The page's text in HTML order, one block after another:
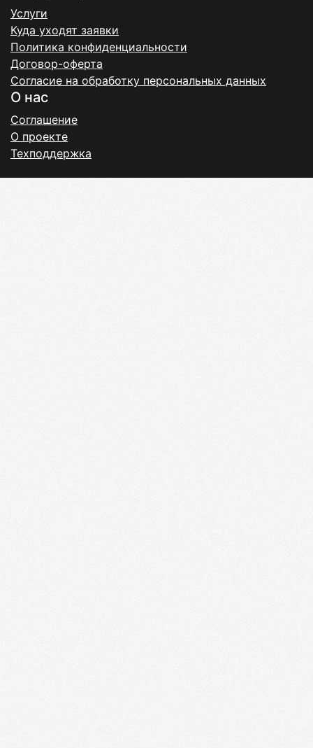
Услуги
Куда уходят заявки
Политика конфиденциальности
Договор-оферта
Согласие на обработку персональных данных
О нас
Соглашение
О проекте
Техподдержка